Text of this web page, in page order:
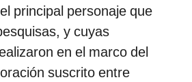
principal personaje que
y cuyas
en el marco del
suscrito entre